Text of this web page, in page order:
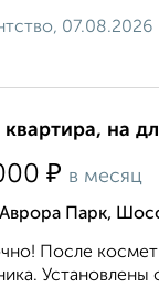
07.08.2026
квартира, на
₽ в месяц
Парк,
После